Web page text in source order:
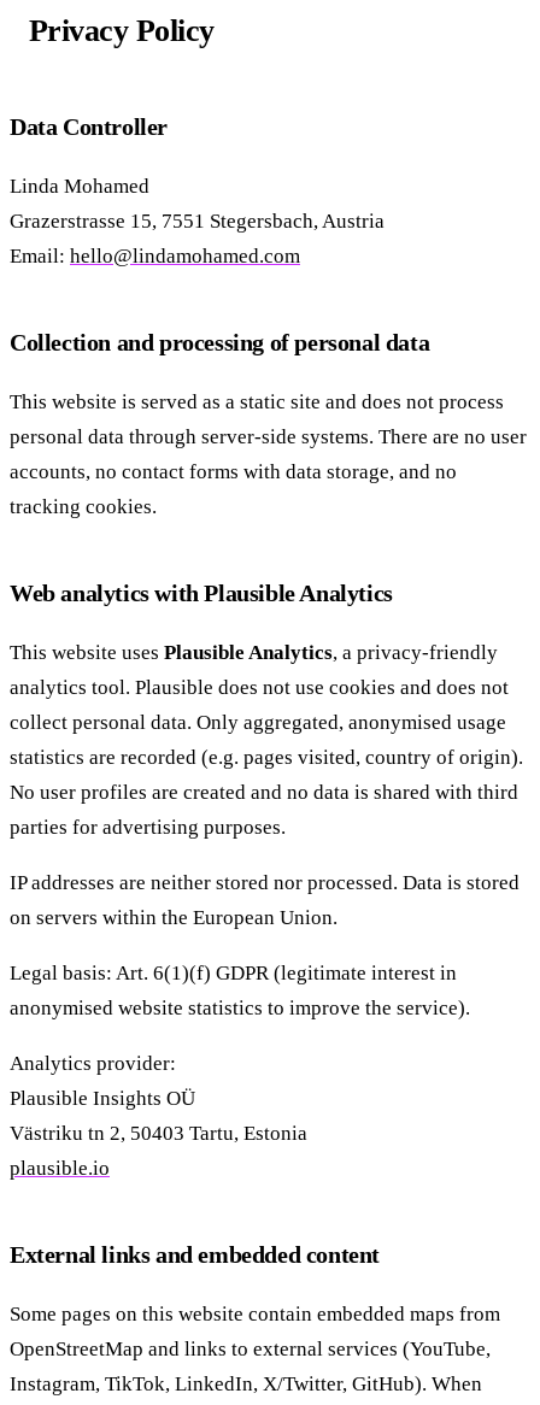
Privacy Policy
Data Controller
Linda Mohamed
Grazerstrasse 15, 7551 Stegersbach, Austria
Email: hello@lindamohamed.com
Collection and processing of personal data
This website is served as a static site and does not process
personal data through server-side systems. There are no user
accounts, no contact forms with data storage, and no
tracking cookies.
Web analytics with Plausible Analytics
This website uses Plausible Analytics, a privacy-friendly
analytics tool. Plausible does not use cookies and does not
collect personal data. Only aggregated, anonymised usage
statistics are recorded (e.g. pages visited, country of origin).
No user profiles are created and no data is shared with third
parties for advertising purposes.
IP addresses are neither stored nor processed. Data is stored
on servers within the European Union.
Legal basis: Art. 6(1)(f) GDPR (legitimate interest in
anonymised website statistics to improve the service).
Analytics provider:
Plausible Insights OÜ
Västriku tn 2, 50403 Tartu, Estonia
plausible.io
External links and embedded content
Some pages on this website contain embedded maps from
OpenStreetMap and links to external services (YouTube,
Instagram, TikTok, LinkedIn, X/Twitter, GitHub). When